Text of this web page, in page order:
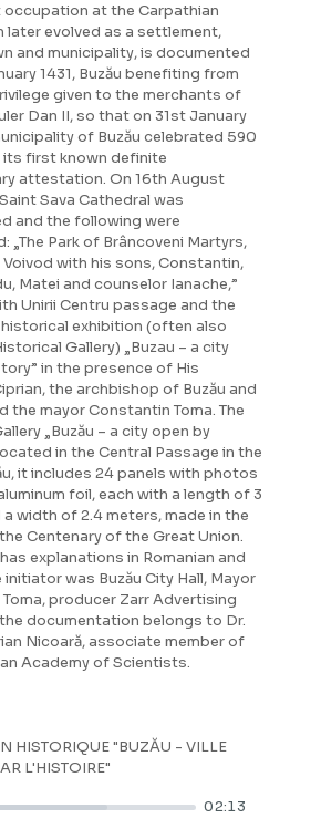
occupation at the Carpathian
later evolved as a settlement,
and municipality, is documented
1431, Buzău benefiting from
given to the merchants of
Dan II, so that on 31st January
of Buzău celebrated 590
its first known definite
attestation. On 16th August
Sava Cathedral was
and the following were
„The Park of Brâncoveni Martyrs,
with his sons, Constantin,
Matei and counselor Ianache,”
Unirii Centru passage and the
exhibition (often also
Gallery) „Buzau – a city
in the presence of His
the archbishop of Buzău and
the mayor Constantin Toma. The
„Buzău – a city open by
in the Central Passage in the
it includes 24 panels with photos
foil, each with a length of 3
width of 2.4 meters, made in the
Centenary of the Great Union.
explanations in Romanian and
initiator was Buzău City Hall, Mayor
producer Zarr Advertising
the documentation belongs to Dr.
Nicoară, associate member of
Academy of Scientists.
HISTORIQUE "BUZĂU - VILLE
L'HISTOIRE"
02:13